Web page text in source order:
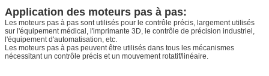
Application des moteurs pas à pas:
Les moteurs pas à pas sont utilisés pour le contrôle précis, largement utilisés
sur l'équipement médical, l'imprimante 3D, le contrôle de précision industriel,
l'équipement d'automatisation, etc.
Les moteurs pas à pas peuvent être utilisés dans tous les mécanismes
nécessitant un contrôle précis et un mouvement rotatif/linéaire.